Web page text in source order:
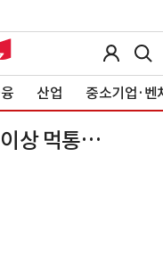
산업 중소기업·벤
상 먹통…